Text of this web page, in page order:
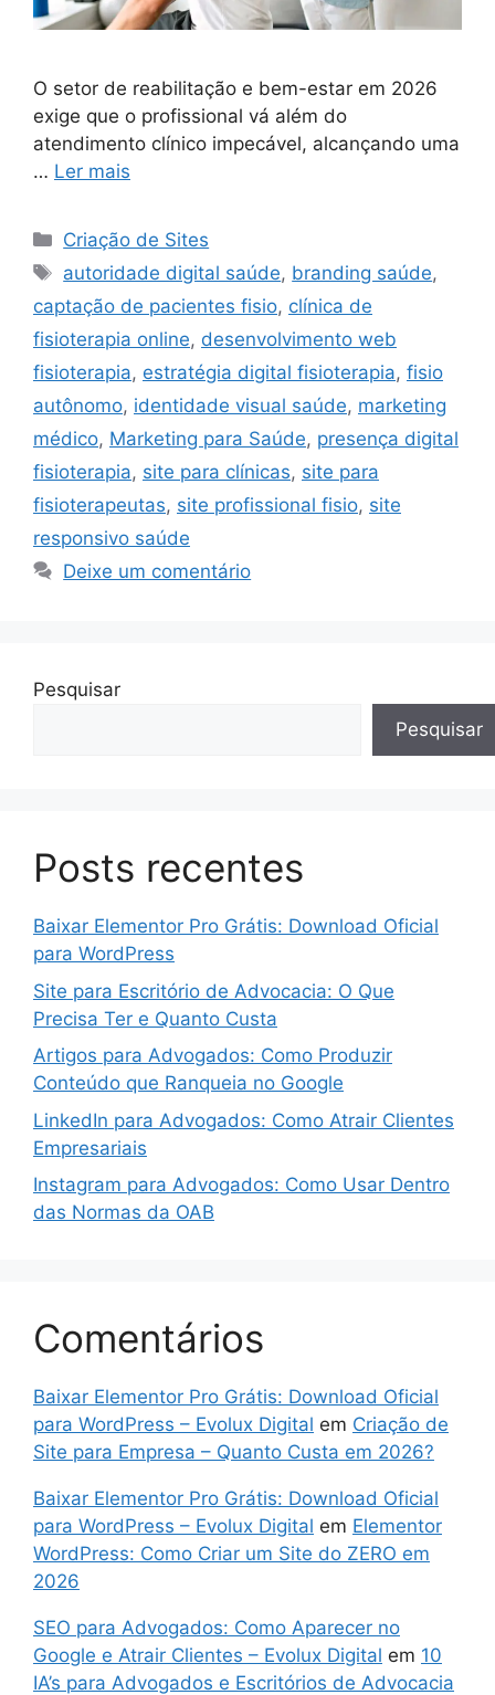
O setor de reabilitação e bem-estar em 2026
exige que o profissional vá além do
atendimento clínico impecável, alcançando uma
… Ler mais
Categorias
Criação de Sites
Tags
autoridade digital saúde, branding saúde,
captação de pacientes fisio, clínica de
fisioterapia online, desenvolvimento web
fisioterapia, estratégia digital fisioterapia, fisio
autônomo, identidade visual saúde, marketing
médico, Marketing para Saúde, presença digital
fisioterapia, site para clínicas, site para
fisioterapeutas, site profissional fisio, site
responsivo saúde
Deixe um comentário
Pesquisar
Pesquisar
Posts recentes
Baixar Elementor Pro Grátis: Download Oficial
para WordPress
Site para Escritório de Advocacia: O Que
Precisa Ter e Quanto Custa
Artigos para Advogados: Como Produzir
Conteúdo que Ranqueia no Google
LinkedIn para Advogados: Como Atrair Clientes
Empresariais
Instagram para Advogados: Como Usar Dentro
das Normas da OAB
Comentários
Baixar Elementor Pro Grátis: Download Oficial
para WordPress – Evolux Digital em Criação de
Site para Empresa – Quanto Custa em 2026?
Baixar Elementor Pro Grátis: Download Oficial
para WordPress – Evolux Digital em Elementor
WordPress: Como Criar um Site do ZERO em
2026
SEO para Advogados: Como Aparecer no
Google e Atrair Clientes – Evolux Digital em 10
IA’s para Advogados e Escritórios de Advocacia